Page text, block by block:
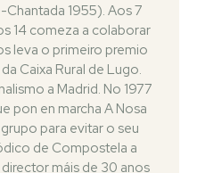
1955). Aos 7
14 comeza a colaborar
leva o primeiro premio
Caixa Rural de Lugo.
a Madrid. No 1977
pon en marcha A Nosa
para evitar o seu
de Compostela a
máis de 30 anos